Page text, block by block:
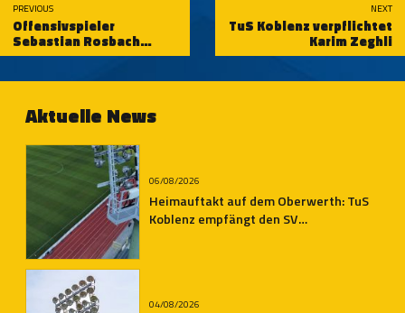
PREVIOUS
Offensivspieler
Sebastian Rosbach
kommt von der SG
NEXT
TuS Koblenz verpflichtet
Karim Zeghli
Aktuelle News
06/08/2026
Heimauftakt auf dem Oberwerth: TuS
Koblenz empfängt den SV
04/08/2026